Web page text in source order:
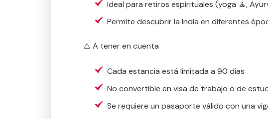
Ideal para retiros espirituales (yoga 🧘,
Permite descubrir la India en diferentes
⚠️ A tener en cuenta
Cada estancia está limitada a 90 días
No convertible en visa de trabajo o de
Se requiere un pasaporte válido con una